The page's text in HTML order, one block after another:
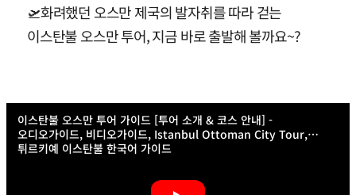
🛫화려했던 오스만 제국의 발자취를 따라 걷는
이스탄불 오스만 투어, 지금 바로 출발해 볼까요~?
이스탄불 오스만 투어 가이드 [투어 소개 & 코스 안내] -
오디오가이드, 비디오가이드, Istanbul Ottoman City Tour,
튀르키예 이스탄불 한국어 가이드